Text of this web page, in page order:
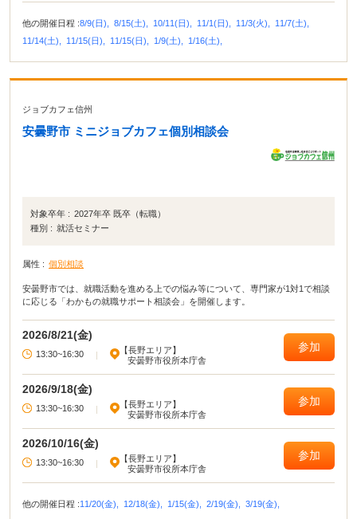
他の開催日程 :8/9(日), 8/15(土), 10/11(日), 11/1(日), 11/3(火),
11/7(土),
11/14(土),
11/15(日), 11/15(日), 1/9(土), 1/16(土),
ジョブカフェ信州
安曇野市 ミニジョブカフェ個別相談会
対象卒年 : 2027年卒 既卒（転職）
種別 : 就活セミナー
属性 : 個別相談
安曇野市では、就職活動を進める上での悩み等について、専門家が1対1で相談
に応じる「わかもの就職サポート相談会」を開催します。
2026/8/21(金)
13:30~16:30
【長野エリア】
安曇野市役所本庁舎
参加
2026/9/18(金)
13:30~16:30
【長野エリア】
安曇野市役所本庁舎
参加
2026/10/16(金)
13:30~16:30
【長野エリア】
安曇野市役所本庁舎
参加
他の開催日程 :11/20(金), 12/18(金), 1/15(金), 2/19(金), 3/19(金),